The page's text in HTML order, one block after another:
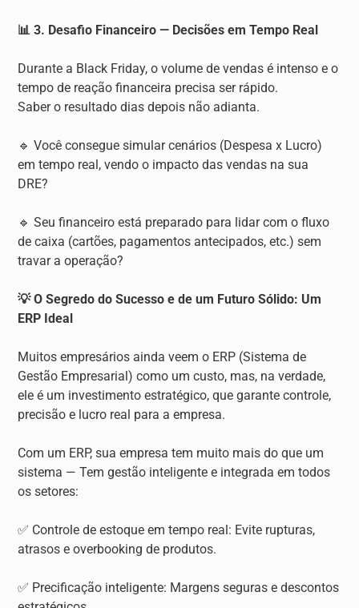
📊 3. Desafio Financeiro — Decisões em Tempo Real
Durante a Black Friday, o volume de vendas é intenso e o
tempo de reação financeira precisa ser rápido.
Saber o resultado dias depois não adianta.
🔹 Você consegue simular cenários (Despesa x Lucro)
em tempo real, vendo o impacto das vendas na sua
DRE?
🔹 Seu financeiro está preparado para lidar com o fluxo
de caixa (cartões, pagamentos antecipados, etc.) sem
travar a operação?
💡 O Segredo do Sucesso e de um Futuro Sólido: Um
ERP Ideal
Muitos empresários ainda veem o ERP (Sistema de
Gestão Empresarial) como um custo, mas, na verdade,
ele é um investimento estratégico, que garante controle,
precisão e lucro real para a empresa.
Com um ERP, sua empresa tem muito mais do que um
sistema — Tem gestão inteligente e integrada em todos
os setores:
✅ Controle de estoque em tempo real: Evite rupturas,
atrasos e overbooking de produtos.
✅ Precificação inteligente: Margens seguras e descontos